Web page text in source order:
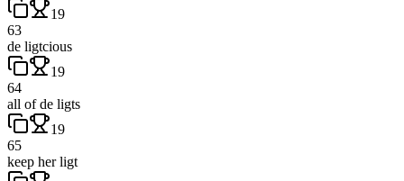
19
63
de ligtcious
19
64
all of de ligts
19
65
keep her ligt